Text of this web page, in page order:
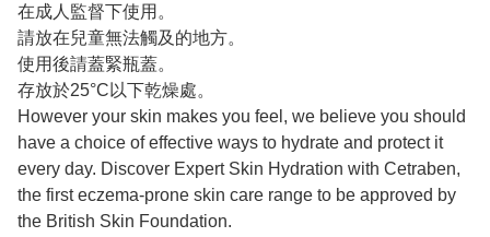
在成人監督下使用。
請放在兒童無法觸及的地方。
使用後請蓋緊瓶蓋。
存放於25°C以下乾燥處。
However your skin makes you feel, we believe you should
have a choice of effective ways to hydrate and protect it
every day. Discover Expert Skin Hydration with Cetraben,
the first eczema-prone skin care range to be approved by
the British Skin Foundation.